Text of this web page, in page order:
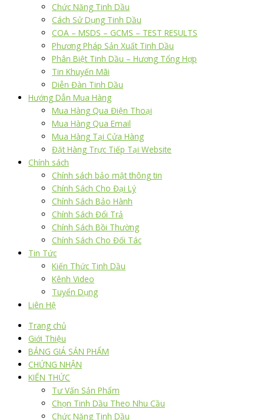
Chức Năng Tinh Dầu
Cách Sử Dụng Tinh Dầu
COA – MSDS – GCMS – TEST RESULTS
Phương Pháp Sản Xuất Tinh Dầu
Phân Biệt Tinh Dầu – Hương Tổng Hợp
Tin Khuyến Mãi
Diễn Đàn Tinh Dầu
Hướng Dẫn Mua Hàng
Mua Hàng Qua Điện Thoại
Mua Hàng Qua Email
Mua Hàng Tại Cửa Hàng
Đặt Hàng Trực Tiếp Tại Website
Chính sách
Chính sách bảo mật thông tin
Chính Sách Cho Đại Lý
Chính Sách Bảo Hành
Chính Sách Đổi Trả
Chính Sách Bồi Thường
Chính Sách Cho Đối Tác
Tin Tức
Kiến Thức Tinh Dầu
Kênh Video
Tuyển Dụng
Liên Hệ
Trang chủ
Giới Thiệu
BẢNG GIÁ SẢN PHẨM
CHỨNG NHẬN
KIẾN THỨC
Tư Vấn Sản Phẩm
Chọn Tinh Dầu Theo Nhu Cầu
Chức Năng Tinh Dầu